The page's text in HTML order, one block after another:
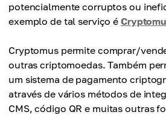
potencialmente corruptos ou
exemplo de tal serviço é
Cryptomus permite comprar/
outras criptomoedas. Também
um sistema de pagamento
através de vários métodos de
CMS, código QR e muitas outras